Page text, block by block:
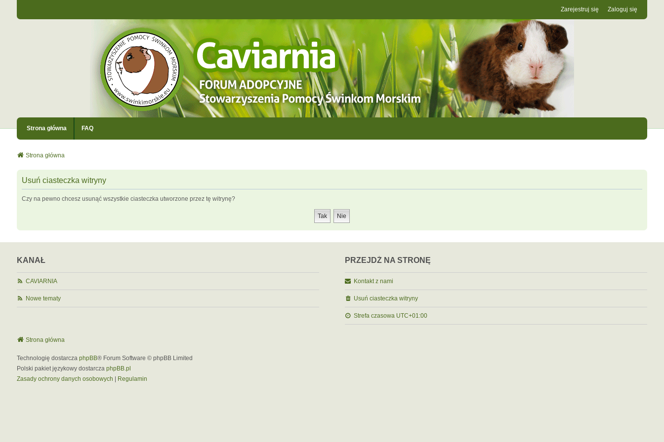
Zaloguj się
Zarejestruj się
Strona główna FAQ
Strona główna
Usuń ciasteczka witryny
Czy na pewno chcesz usunąć wszystkie ciasteczka utworzone przez tę witrynę?
KANAŁ
CAVIARNIA
Nowe tematy
PRZEJDŹ NA STRONĘ
Kontakt z nami
Usuń ciasteczka witryny
Strefa czasowa UTC+01:00
Strona główna
Technologię dostarcza phpBB® Forum Software © phpBB Limited
Polski pakiet językowy dostarcza phpBB.pl
Zasady ochrony danych osobowych
Regulamin